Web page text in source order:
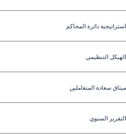
استراتيجية دائرة المحاكم
الهيكل التنظيمي
ميثاق سعادة المتعاملين
التقرير السنوي